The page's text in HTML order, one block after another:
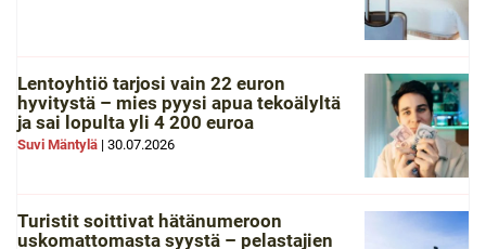
Lentoyhtiö tarjosi vain 22 euron
hyvitystä – mies pyysi apua tekoälyltä
ja sai lopulta yli 4 200 euroa
Suvi Mäntylä | 30.07.2026
Turistit soittivat hätänumeroon
uskomattomasta syystä – pelastajien